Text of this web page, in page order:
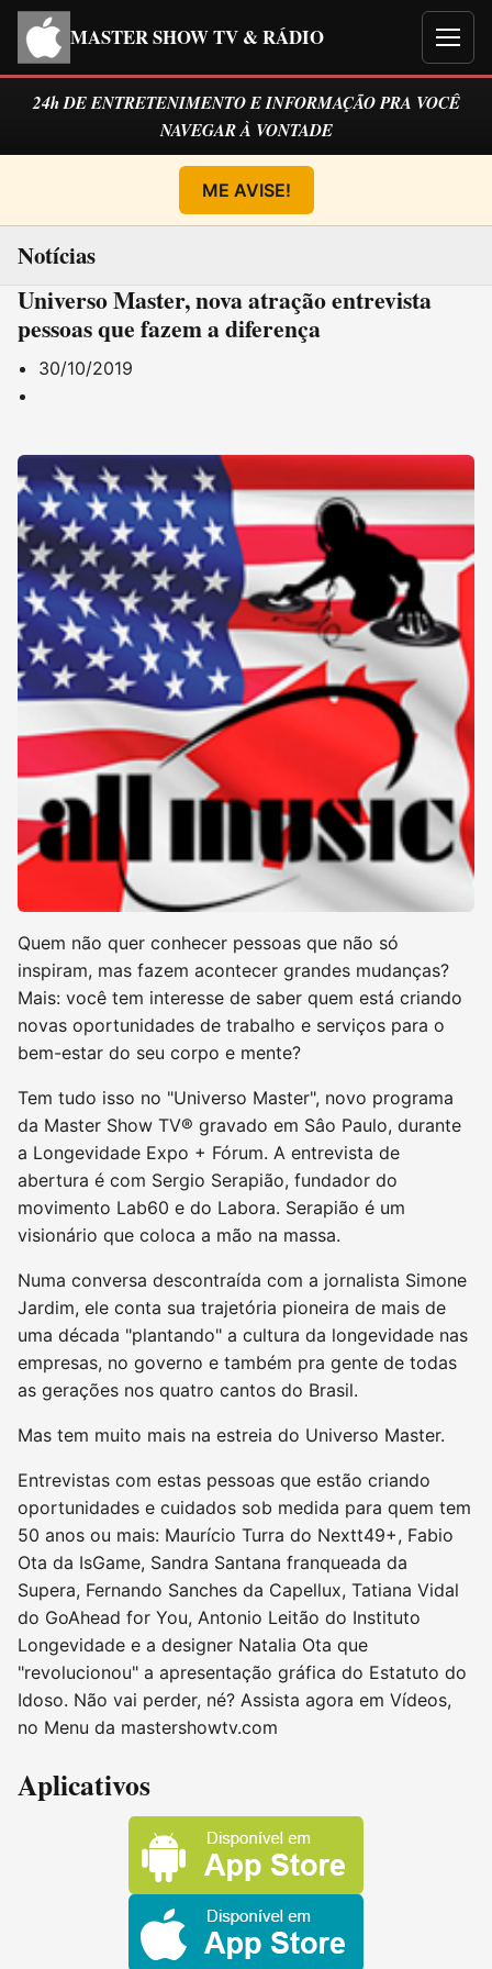
MASTER SHOW TV & RÁDIO
24h DE ENTRETENIMENTO E INFORMAÇÃO PRA VOCÊ
NAVEGAR À VONTADE
ME AVISE!
Notícias
Universo Master, nova atração entrevista
pessoas que fazem a diferença
30/10/2019
Quem não quer conhecer pessoas que não só
inspiram, mas fazem acontecer grandes mudanças?
Mais: você tem interesse de saber quem está criando
novas oportunidades de trabalho e serviços para o
bem-estar do seu corpo e mente?
Tem tudo isso no "Universo Master", novo programa
da Master Show TV® gravado em Sâo Paulo, durante
a Longevidade Expo + Fórum. A entrevista de
abertura é com Sergio Serapião, fundador do
movimento Lab60 e do Labora. Serapião é um
visionário que coloca a mão na massa.
Numa conversa descontraída com a jornalista Simone
Jardim, ele conta sua trajetória pioneira de mais de
uma década "plantando" a cultura da longevidade nas
empresas, no governo e também pra gente de todas
as gerações nos quatro cantos do Brasil.
Mas tem muito mais na estreia do Universo Master.
Entrevistas com estas pessoas que estão criando
oportunidades e cuidados sob medida para quem tem
50 anos ou mais: Maurício Turra do Nextt49+, Fabio
Ota da IsGame, Sandra Santana franqueada da
Supera, Fernando Sanches da Capellux, Tatiana Vidal
do GoAhead for You, Antonio Leitão do Instituto
Longevidade e a designer Natalia Ota que
"revolucionou" a apresentação gráfica do Estatuto do
Idoso. Não vai perder, né? Assista agora em Vídeos,
no Menu da mastershowtv.com
Aplicativos